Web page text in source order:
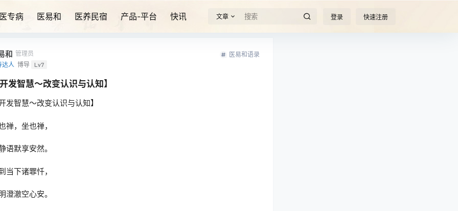
专病 医易和 医养民宿 产品-平台 快讯 文章 登录 快速注册
和 管理员
达人 博导 Lv7
医易和语录
开发智慧～改变认识与认知】
开发智慧～改变认识与认知】
禅，坐也禅，
语默享安然。
当下诸罪忏，
澄澈空心安。